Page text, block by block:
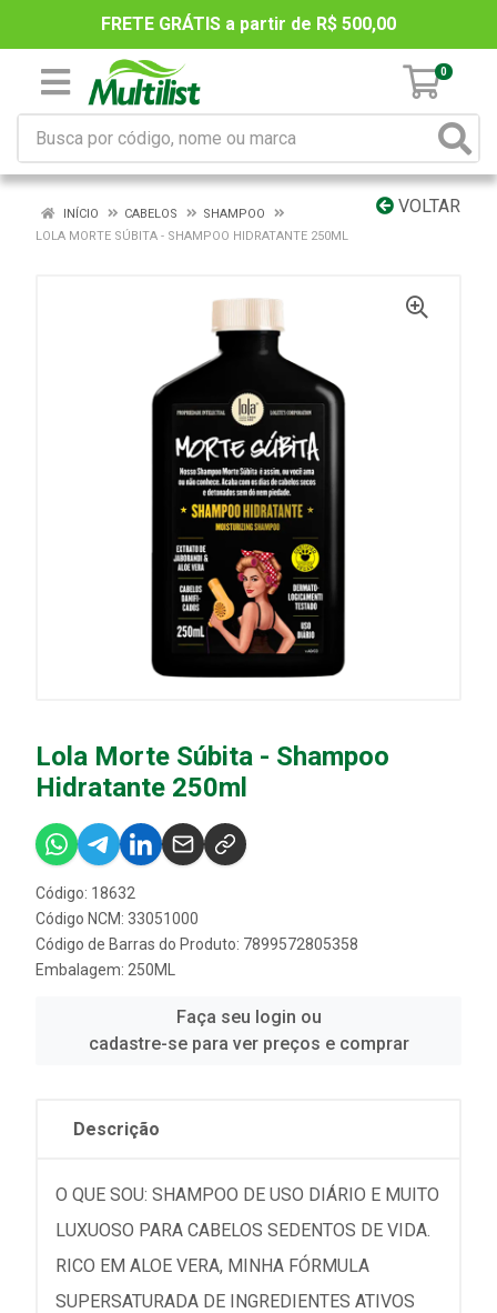
FRETE GRÁTIS a partir de R$ 500,00
0
VOLTAR
INÍCIO CABELOS
SHAMPOO
LOLA MORTE SÚBITA - SHAMPOO HIDRATANTE 250ML
Lola Morte Súbita - Shampoo
Hidratante 250ml
Código: 18632
Código NCM: 33051000
Código de Barras do Produto: 7899572805358
Embalagem: 250ML
Faça seu login ou
cadastre-se para ver preços e comprar
Descrição
O QUE SOU: SHAMPOO DE USO DIÁRIO E MUITO
LUXUOSO PARA CABELOS SEDENTOS DE VIDA.
RICO EM ALOE VERA, MINHA FÓRMULA
SUPERSATURADA DE INGREDIENTES ATIVOS